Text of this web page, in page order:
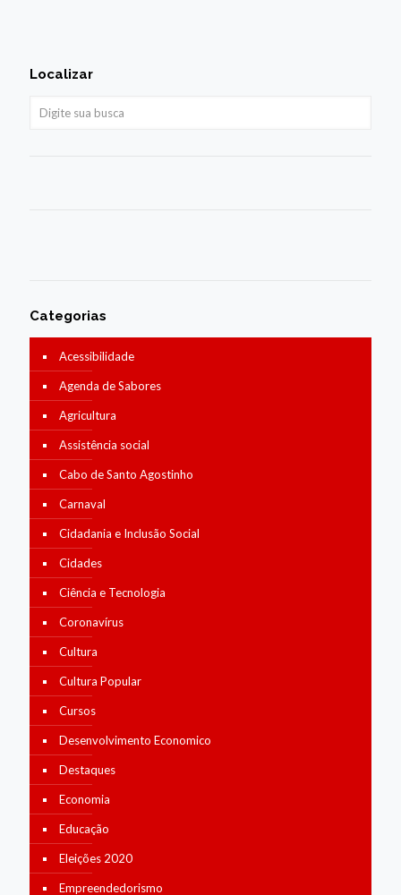
Localizar
Categorias
Acessibilidade
Agenda de Sabores
Agricultura
Assistência social
Cabo de Santo Agostinho
Carnaval
Cidadania e Inclusão Social
Cidades
Ciência e Tecnologia
Coronavírus
Cultura
Cultura Popular
Cursos
Desenvolvimento Economico
Destaques
Economia
Educação
Eleições 2020
Empreendedorismo